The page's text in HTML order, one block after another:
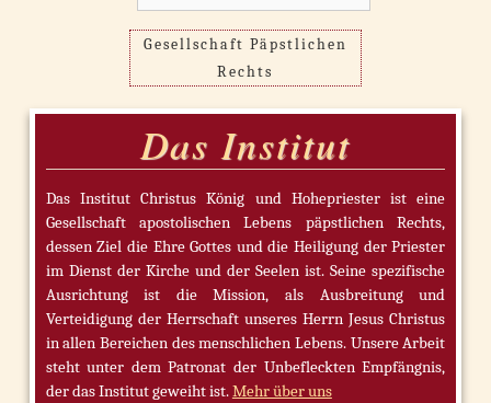
Gesellschaft Päpstlichen
Rechts
Das Institut
Das Institut Christus König und Hohepriester ist eine
Gesellschaft apostolischen Lebens päpstlichen Rechts,
dessen Ziel die Ehre Gottes und die Heiligung der Priester
im Dienst der Kirche und der Seelen ist. Seine spezifische
Ausrichtung ist die Mission, als Ausbreitung und
Verteidigung der Herrschaft unseres Herrn Jesus Christus
in allen Bereichen des menschlichen Lebens. Unsere Arbeit
steht unter dem Patronat der Unbefleckten Empfängnis,
der das Institut geweiht ist.Mehr über uns